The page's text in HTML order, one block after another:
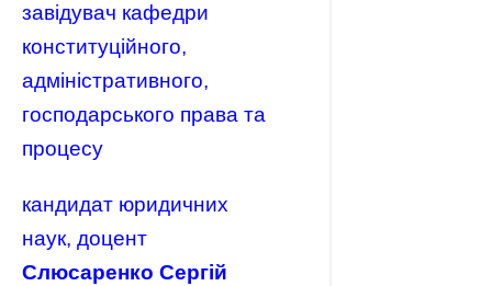
завідувач кафедри
конституційного,
адміністративного,
господарського права та
процесу
кандидат юридичних
наук, доцент
Слюсаренко Сергій